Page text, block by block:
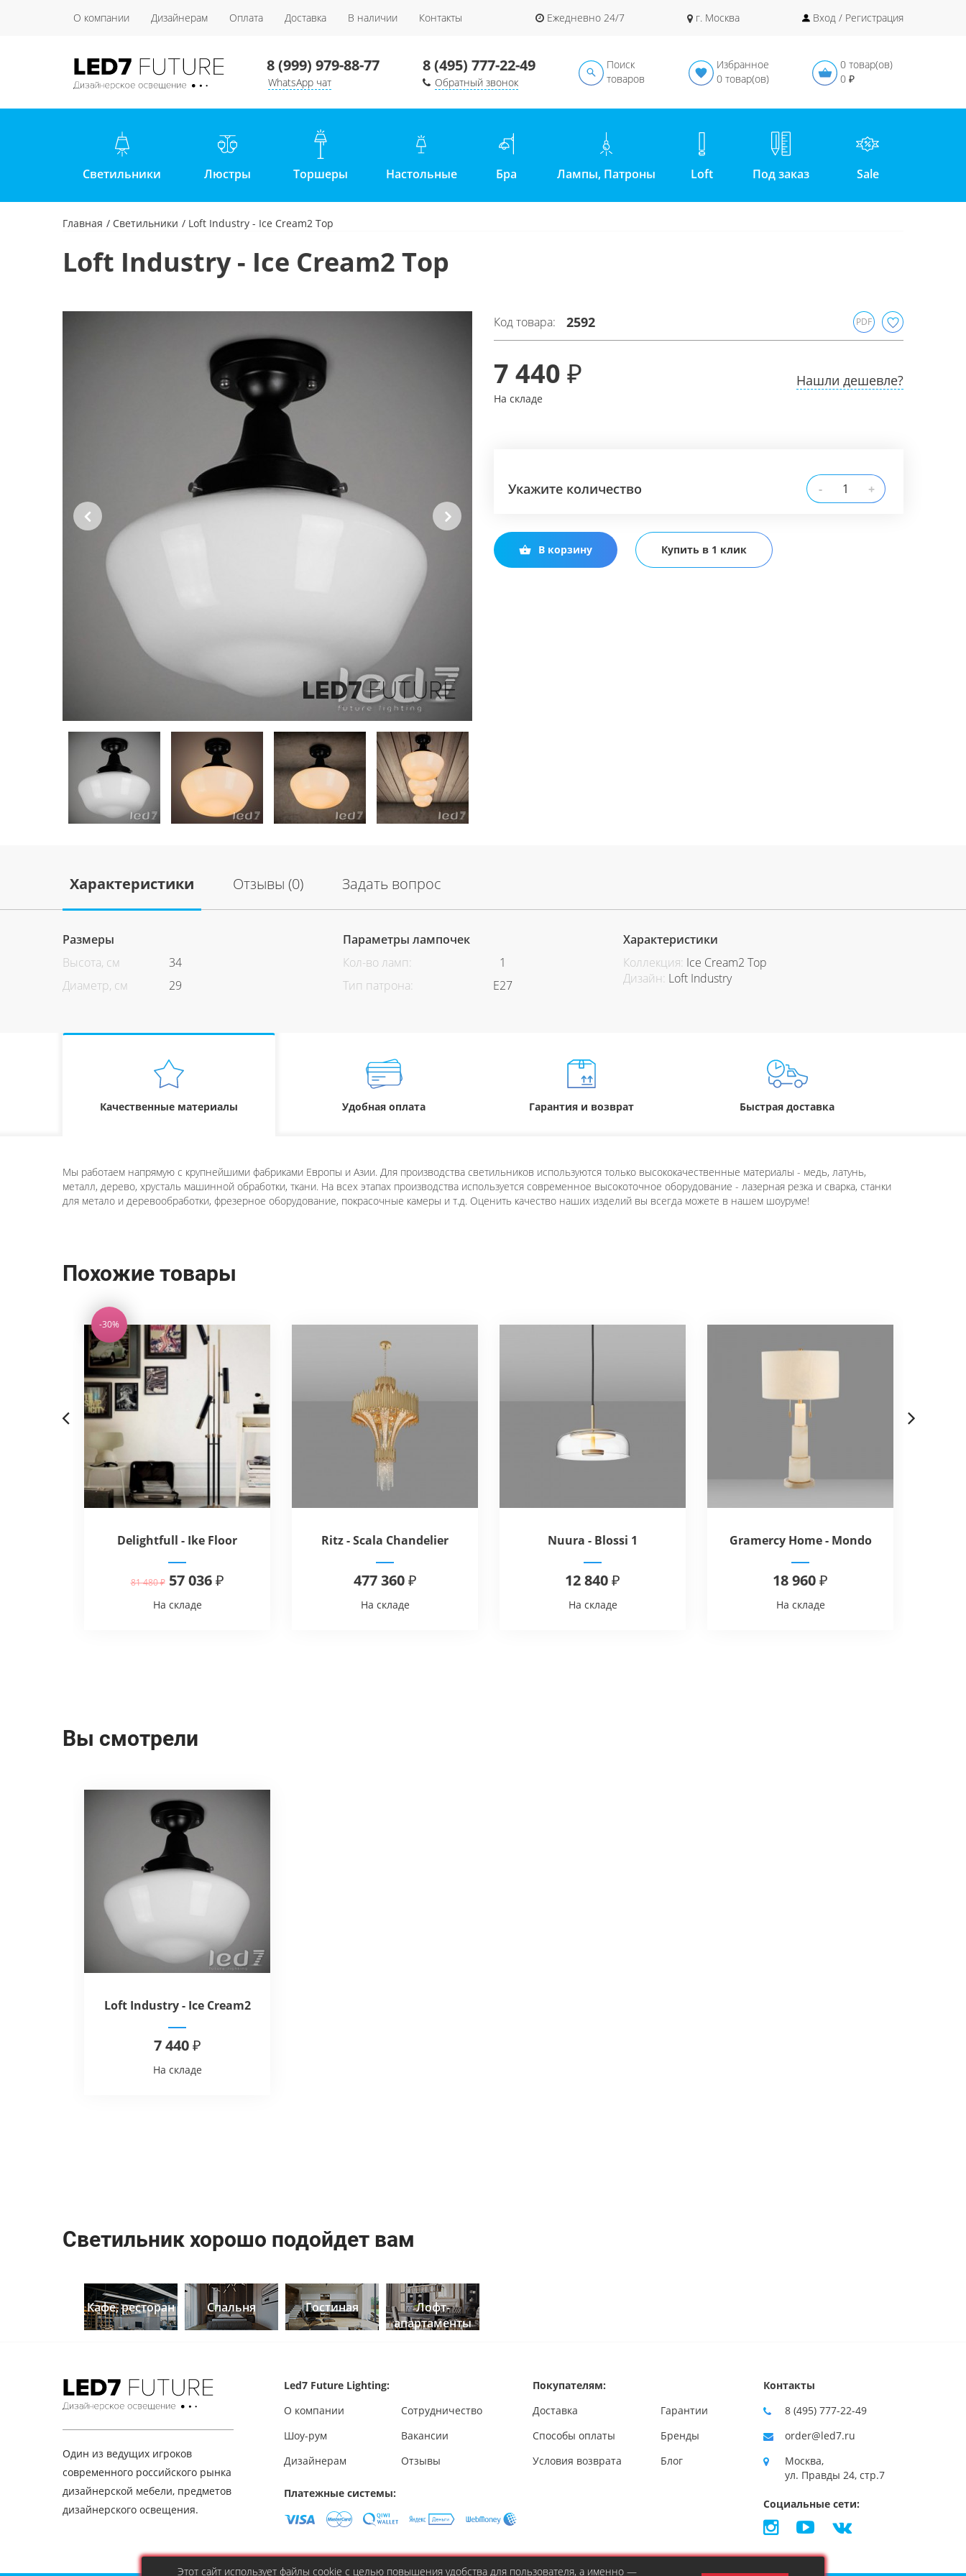
О компании Дизайнерам Оплата Доставка В наличии Контакты Ежедневно 24/7 г. Москва Вход / Регистрация
8 (999) 979-88-77
WhatsApp чат
8 (495) 777-22-49
Обратный звонок
Поиск
товаров
Избранное
0 товар(ов)
0 товар(ов)
0 ₽
Светильники Люстры Торшеры Настольные Бра Лампы, Патроны Loft Под заказ Sale
Главная Светильники Loft Industry - Ice Cream2 Top
Loft Industry - Ice Cream2 Top
Previous Next
Код товара: 2592 PDF
7 440 ₽
На складе
Нашли дешевле?
Укажите количество - +
В корзину Купить в 1 клик
Характеристики Отзывы (0) Задать вопрос
Размеры
Высота, см
34
Диаметр, см
29
Параметры лампочек
Кол-во ламп:
1
Тип патрона:
E27
Характеристики
Коллекция: Ice Cream2 Top
Дизайн: Loft Industry
Качественные материалы Удобная оплата Гарантия и возврат Быстрая доставка
Мы работаем напрямую с крупнейшими фабриками Европы и Азии. Для производства светильников используются только высококачественные материалы - медь, латунь,
металл, дерево, хрусталь машинной обработки, ткани. На всех этапах производства используется современное высокоточное оборудование - лазерная резка и сварка, станки
для метало и деревообработки, фрезерное оборудование, покрасочные камеры и т.д. Оценить качество наших изделий вы всегда можете в нашем шоуруме!
Похожие товары
-30%
Delightfull - Ike Floor
81 480 ₽ 57 036 ₽
На складе
Ritz - Scala Chandelier
477 360 ₽
На складе
Nuura - Blossi 1
12 840 ₽
На складе
Gramercy Home - Mondo
18 960 ₽
На складе
Вы смотрели
Loft Industry - Ice Cream2
7 440 ₽
На складе
Светильник хорошо подойдет вам
Кафе, ресторан Спальня Гостиная
Лофт-
апартаменты
Один из ведущих игроков
современного российского рынка
дизайнерской мебели, предметов
дизайнерского освещения.
Led7 Future Lighting:
О компании
Сотрудничество
Шоу-рум
Вакансии
Дизайнерам
Отзывы
Покупателям:
Доставка
Гарантии
Способы оплаты
Бренды
Условия возврата
Блог
Платежные системы:
Контакты
8 (495) 777-22-49
order@led7.ru
Москва,
ул. Правды 24, стр.7
Социальные сети:
Этот сайт использует файлы cookie с целью повышения удобства для пользователя, а именно —